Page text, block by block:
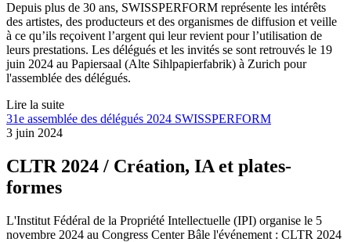
Depuis plus de 30 ans, SWISSPERFORM représente les intérêts
des artistes, des producteurs et des organismes de diffusion et veille
à ce qu’ils reçoivent l’argent qui leur revient pour l’utilisation de
leurs prestations. Les délégués et les invités se sont retrouvés le 19
juin 2024 au Papiersaal (Alte Sihlpapierfabrik) à Zurich pour
l'assemblée des délégués.
Lire la suite
31e assemblée des délégués 2024 SWISSPERFORM
3 juin 2024
CLTR 2024 / Création, IA et plates-
formes
L'Institut Fédéral de la Propriété Intellectuelle (IPI) organise le 5
novembre 2024 au Congress Center Bâle l'événement : CLTR 2024